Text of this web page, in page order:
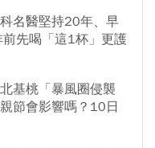
名醫堅持20年、早
先喝「這1杯」更護
基桃「暴風圈侵襲
節會影響嗎？10日